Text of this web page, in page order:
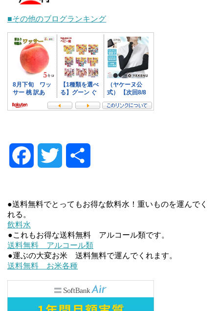
■その他のブログランキング
c
b
i
t
●送料無料でとってもお得な飲料水！重いものを運んでく
れる。
飲料水
●これもお得な送料無料 アルコール類です。
送料無料 アルコール類
●運ぶの大変お米 送料無料で運んでくれます。
送料無料 お米各種